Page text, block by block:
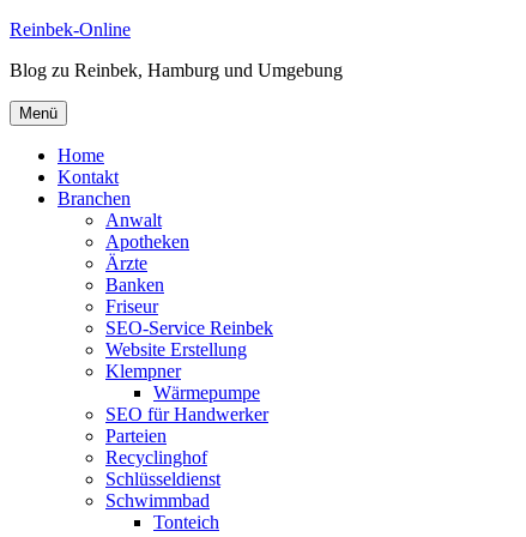
Zum
springen
Reinbek-Online
Blog zu Reinbek, Hamburg und Umgebung
Menü
Home
Kontakt
Branchen
Anwalt
Apotheken
Ärzte
Banken
Friseur
SEO-Service Reinbek
Website Erstellung
Klempner
Wärmepumpe
SEO für Handwerker
Parteien
Recyclinghof
Schlüsseldienst
Schwimmbad
Tonteich